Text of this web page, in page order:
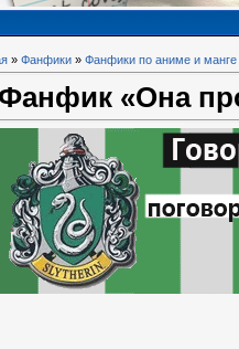
» Фанфики » Фанфики по аниме и манге
Фанфик «Она